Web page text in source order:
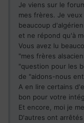
Je viens sur le
mes frères. Je
beaucoup
et ne répond qu'à
Vous avez lu
"mes frères
"question pour les
de "aidons-nous
A en lire certains
bon pour votre
Et encore, moi je
D'autres ont